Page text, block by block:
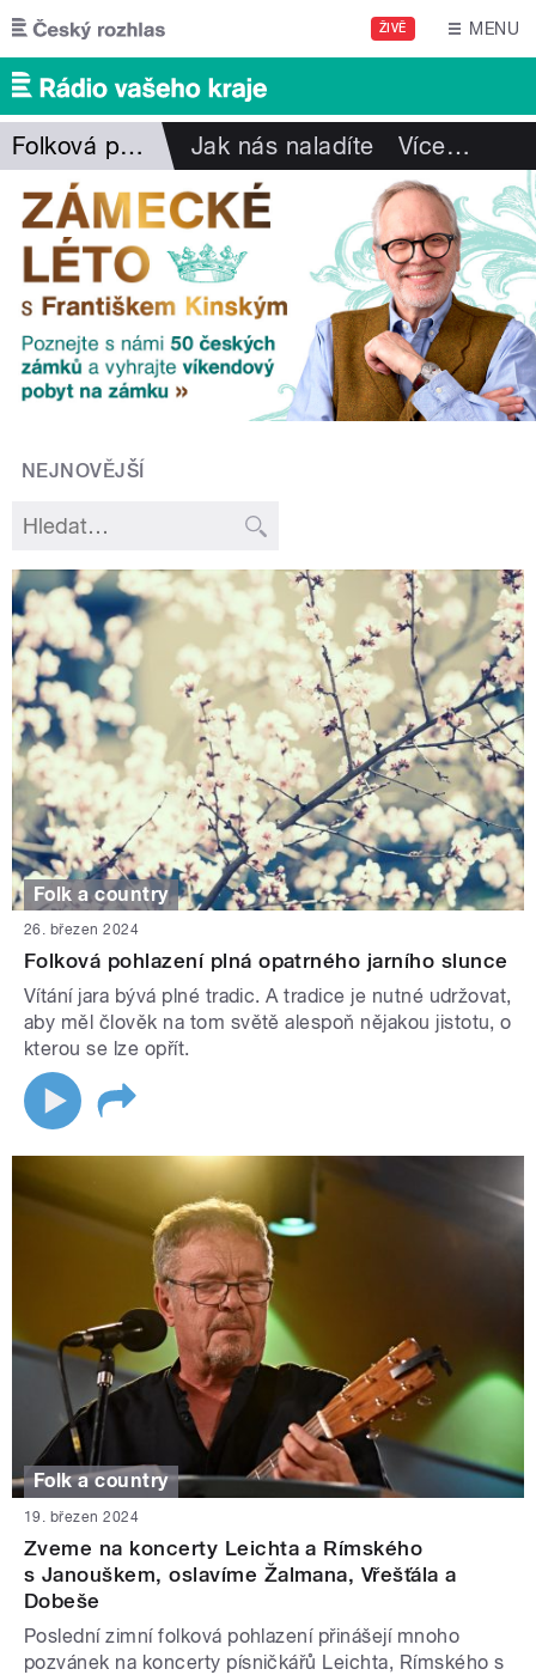
Přejít k hlavnímu obsahu
ŽIVĚ MENU
Folková pohlazení Jak nás naladíte Více…
NEJNOVĚJŠÍ
Folk a country
26. březen 2024
Folková pohlazení plná opatrného jarního slunce
Vítání jara bývá plné tradic. A tradice je nutné udržovat,
aby měl člověk na tom světě alespoň nějakou jistotu, o
kterou se lze opřít.
Folk a country
19. březen 2024
Zveme na koncerty Leichta a Rímského
s Janouškem, oslavíme Žalmana, Vřešťála a
Dobeše
Poslední zimní folková pohlazení přinášejí mnoho
pozvánek na koncerty písničkářů Leichta, Rímského s